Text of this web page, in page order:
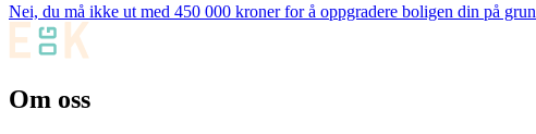
Nei, du må ikke ut med 450 000 kroner for å oppgradere boligen din på
Om oss